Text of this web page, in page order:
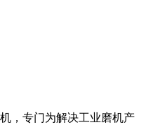
，专门为解决工业磨机产